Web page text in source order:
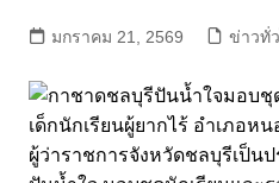
มกราคม 21, 2569 ข่าวทั่